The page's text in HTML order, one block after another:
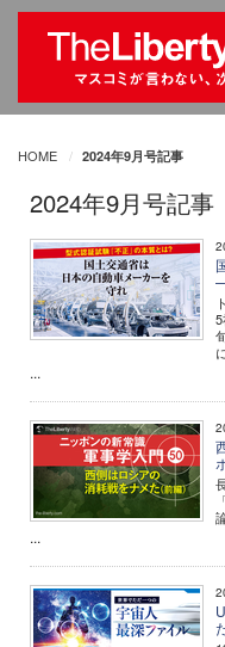
HOME 2024年9月号記事
2024年9月号記事
...
...